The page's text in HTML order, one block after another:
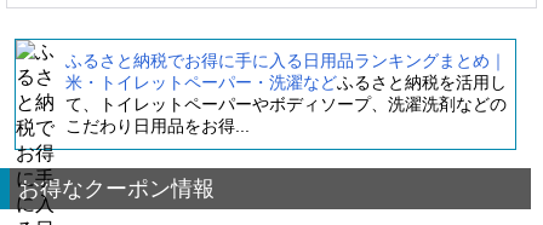
ふるさと納税でお得に手に入る日用品ランキングまとめ｜
米・トイレットペーパー・洗濯などふるさと納税を活用し
て、トイレットペーパーやボディソープ、洗濯洗剤などの
こだわり日用品をお得...
お得なクーポン情報